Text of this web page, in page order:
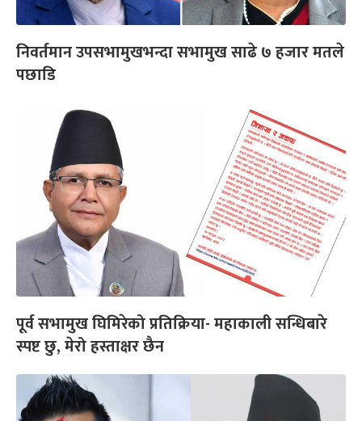
निवर्तमान उपसभामुखभन्दा सभामुख साढे ७ हजार मतले
पछाडि
पूर्व सभामुख घिमिरेको प्रतिक्रिया- महाकाली सन्धिबारे
स्पष्ट छु, मेरो हस्ताक्षर छैन